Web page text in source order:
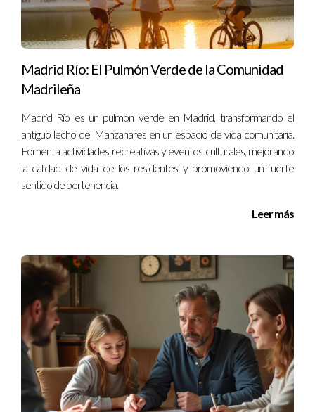
agente inmobiliario; sin embargo, esto dependerá del
mercado y las políticas del agente.
¿Dónde puedo encontrar información confiable
sobre estos gastos?
Ministerio de Transportes o hablar directamente con
profesionales del sector inmobiliario como Iraido Rodriguez
para obtener información actualizada y precisa.
Madrid Río: El Pulmón Verde de la Comunidad
Madrileña
Madrid Río es un pulmón verde en Madrid, transformando el
antiguo lecho del Manzanares en un espacio de vida comunitaria.
Fomenta actividades recreativas y eventos culturales, mejorando
la calidad de vida de los residentes y promoviendo un fuerte
sentido de pertenencia.
Leer más